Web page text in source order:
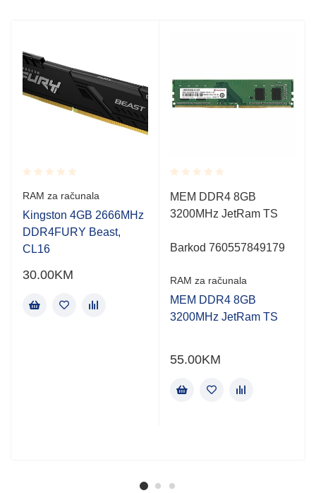
Rated
0.001
out
of
5
RAM za računala
Kingston 4GB 2666MHz
DDR4FURY Beast,
CL16
30.00KM
Rated
0.001
out
MEM DDR4 8GB
3200MHz JetRam TS
Barkod 760557849179
RAM za računala
MEM DDR4 8GB
3200MHz JetRam TS
55.00KM